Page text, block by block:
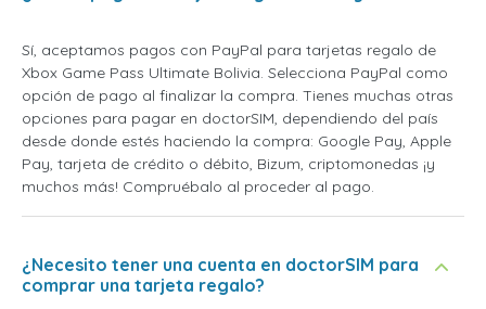
Sí, aceptamos pagos con PayPal para tarjetas regalo de
Xbox Game Pass Ultimate Bolivia. Selecciona PayPal como
opción de pago al finalizar la compra. Tienes muchas otras
opciones para pagar en doctorSIM, dependiendo del país
desde donde estés haciendo la compra: Google Pay, Apple
Pay, tarjeta de crédito o débito, Bizum, criptomonedas ¡y
muchos más! Compruébalo al proceder al pago.
¿Necesito tener una cuenta en doctorSIM para
comprar una tarjeta regalo?